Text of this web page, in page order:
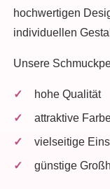
hochwertigen
individuellen
Unsere
hohe Qualität
attraktive
vielseitige
günstige